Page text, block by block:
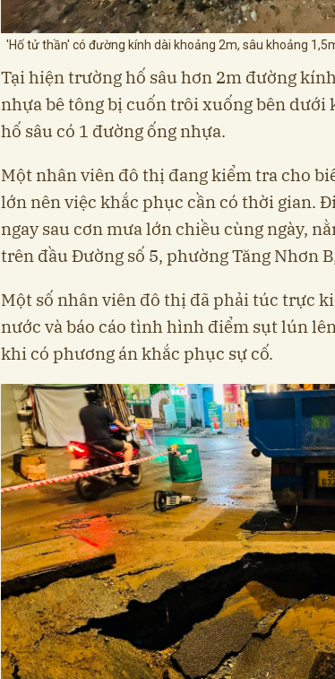
'Hố tử thần' có đường kính dài khoảng 2m, sâu khoảng
Tại hiện trường hố sâu hơn 2m đường
nhựa bê tông bị cuốn trôi xuống bên dưới
hố sâu có 1 đường ống nhựa.
Một nhân viên đô thị đang kiểm tra cho
lớn nên việc khắc phục cần có thời gian.
ngay sau cơn mưa lớn chiều cùng ngày,
trên đầu Đường số 5, phường Tăng Nhơn
Một số nhân viên đô thị đã phải túc trực
nước và báo cáo tình hình điểm sụt lún
khi có phương án khắc phục sự cố.